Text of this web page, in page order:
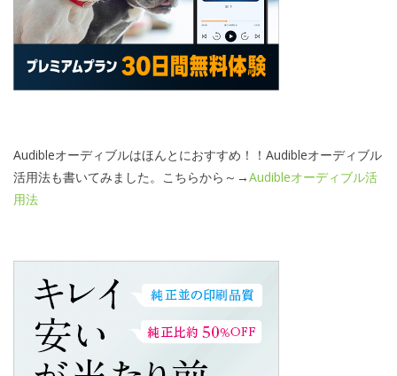
Audibleオーディブルはほんとにおすすめ！！Audibleオーディブル
活用法も書いてみました。こちらから～→Audibleオーディブル活
用法